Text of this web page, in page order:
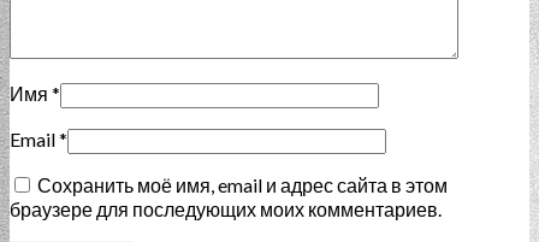
Имя *
Email*
Сохранить моё имя, email и адрес сайта в этом
браузере для последующих моих комментариев.